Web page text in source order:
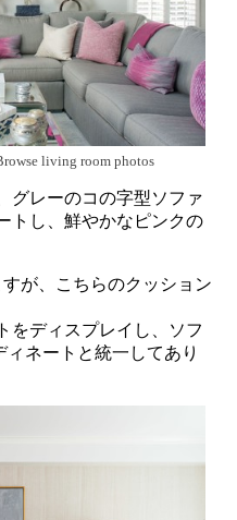
living room photos
グレーのコの字型ソファ
トし、鮮やかなピンクの
が、こちらのクッション
をディスプレイし、ソフ
ネートと統一してあり